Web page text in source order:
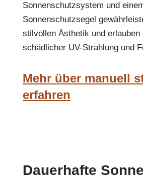
Sonnenschutzsystem und
Sonnenschutzsegel
stilvollen Ästhetik und
schädlicher UV-Strahlung und
Mehr über manuell
erfahren
Dauerhafte